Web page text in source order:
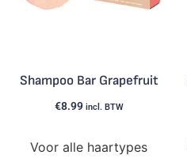
Shampoo Bar Grapefruit
€8.99 incl. BTW
Voor alle haartypes